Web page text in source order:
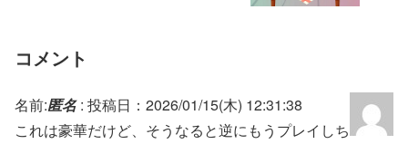
コメント
名前:匿名: 投稿日：2026/01/15(木) 12:31:38
これは豪華だけど、そうなると逆にもうプレイしち